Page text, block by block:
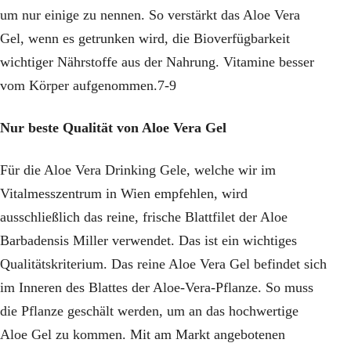
um nur einige zu nennen. So verstärkt das Aloe Vera
Gel, wenn es getrunken wird, die Bioverfügbarkeit
wichtiger Nährstoffe aus der Nahrung. Vitamine besser
vom Körper aufgenommen.7-9
Nur beste Qualität von Aloe Vera Gel
Für die Aloe Vera Drinking Gele, welche wir im
Vitalmesszentrum in Wien empfehlen, wird
ausschließlich das reine, frische Blattfilet der Aloe
Barbadensis Miller verwendet. Das ist ein wichtiges
Qualitätskriterium. Das reine Aloe Vera Gel befindet sich
im Inneren des Blattes der Aloe-Vera-Pflanze. So muss
die Pflanze geschält werden, um an das hochwertige
Aloe Gel zu kommen. Mit am Markt angebotenen